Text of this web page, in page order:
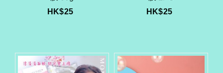
HK$25
HK$25